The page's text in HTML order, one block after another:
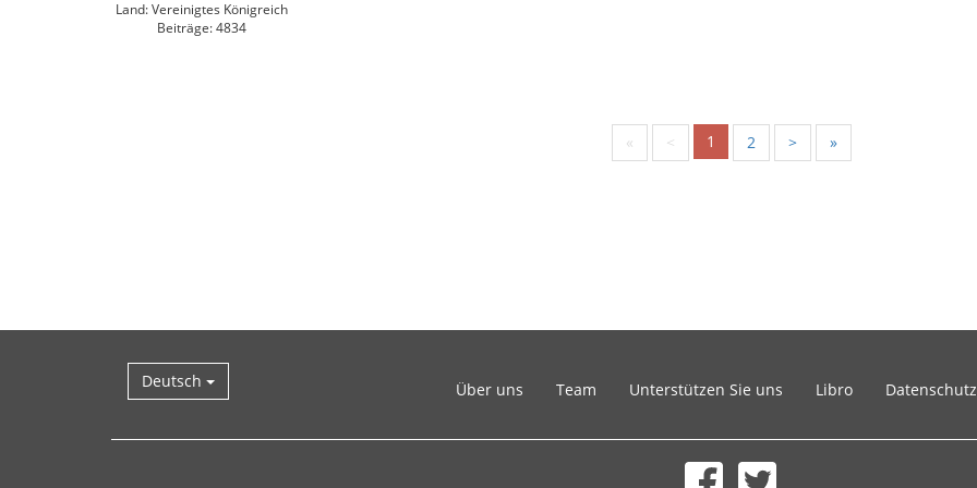
Land: Vereinigtes Königreich
Beiträge: 4834
« < 1 2 > »
Deutsch Über uns Team Unterstützen Sie uns Libro Datenschutz